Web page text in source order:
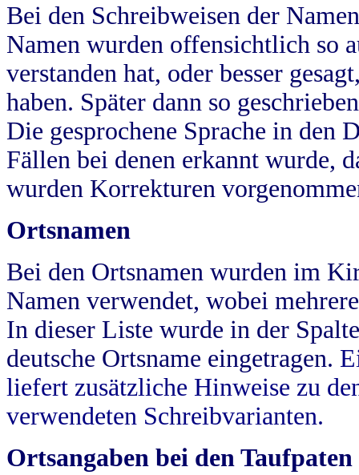
Bei den Schreibweisen der
Namen wurden offensichtlich so
verstanden hat, oder besser
haben. Später dann so
Die gesprochene Sprache in
Fällen bei denen erkannt wurde,
wurden Korrekturen
Ortsnamen
Bei den Ortsnamen wurden im
Namen verwendet, wobei
In dieser Liste wurde in der
deutsche Ortsname eingetragen.
liefert zusätzliche Hinweise zu
verwendeten Schreibvarianten.
Ortsangaben bei den Taufpaten